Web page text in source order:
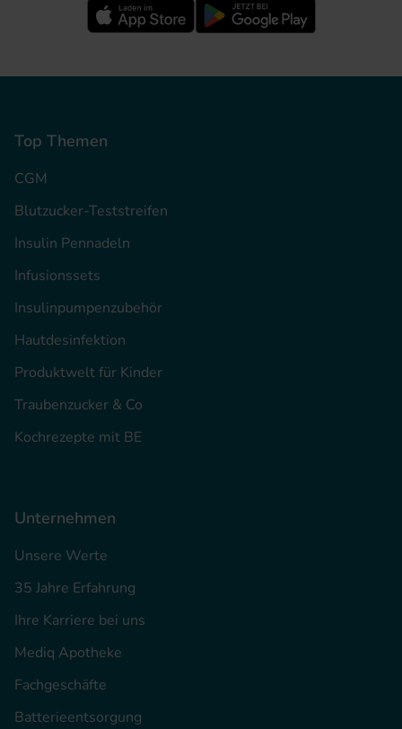
Top Themen
CGM
Blutzucker-Teststreifen
Insulin Pennadeln
Infusionssets
Insulinpumpenzubehör
Hautdesinfektion
Produktwelt für Kinder
Traubenzucker & Co
Kochrezepte mit BE
Unternehmen
Unsere Werte
35 Jahre Erfahrung
Ihre Karriere bei uns
Mediq Apotheke
Fachgeschäfte
Batterieentsorgung